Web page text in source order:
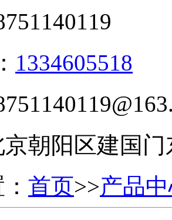
1334605518
京朝阳区建国门
首页>>产品